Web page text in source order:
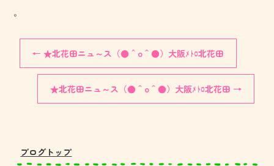
。
← ★北花田ニュ～ス（●＾o＾●）大阪ﾒﾄﾛ北花田
★北花田ニュ～ス（●＾o＾●）大阪ﾒﾄﾛ北花田 →
ブログトップ